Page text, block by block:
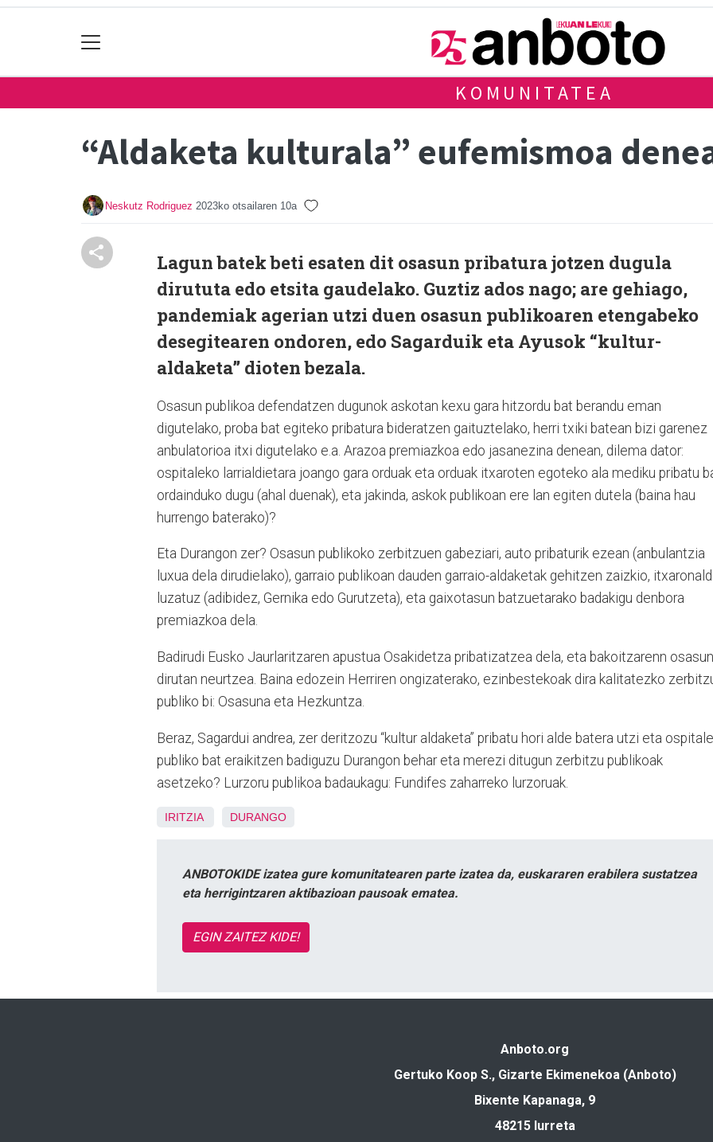
KOMUNITATEA
“Aldaketa kulturala” eufemismoa
Neskutz Rodriguez 2023ko otsailaren 10a
Lagun batek beti esaten dit osasun pribatura jotzen dugula
dirututa edo etsita gaudelako. Guztiz ados nago; are gehiago,
pandemiak agerian utzi duen osasun publikoaren etengabeko
desegitearen ondoren, edo Sagarduik eta Ayusok “kultur-
aldaketa” dioten bezala.
Osasun publikoa defendatzen dugunok askotan kexu gara hitzordu bat berandu eman
digutelako, proba bat egiteko pribatura bideratzen gaituztelako, herri txiki batean bizi garenez
anbulatorioa itxi digutelako e.a. Arazoa premiazkoa edo jasanezina denean, dilema dator:
ospitaleko larrialdietara joango gara orduak eta orduak itxaroten egoteko ala mediku pribatu
ordainduko dugu (ahal duenak), eta jakinda, askok publikoan ere lan egiten dutela (baina hau
hurrengo baterako)?
Eta Durangon zer? Osasun publikoko zerbitzuen gabeziari, auto pribaturik ezean (anbulantzia
luxua dela dirudielako), garraio publikoan dauden garraio-aldaketak gehitzen zaizkio,
luzatuz (adibidez, Gernika edo Gurutzeta), eta gaixotasun batzuetarako badakigu denbora
premiazkoa dela.
Badirudi Eusko Jaurlaritzaren apustua Osakidetza pribatizatzea dela, eta bakoitzarenn
dirutan neurtzea. Baina edozein Herriren ongizaterako, ezinbestekoak dira kalitatezko
publiko bi: Osasuna eta Hezkuntza.
Beraz, Sagardui andrea, zer deritzozu “kultur aldaketa” pribatu hori alde batera utzi eta ospitale
publiko bat eraikitzen badiguzu Durangon behar eta merezi ditugun zerbitzu publikoak
asetzeko? Lurzoru publikoa badaukagu: Fundifes zaharreko lurzoruak.
IRITZIA DURANGO
ANBOTOKIDE izatea gure komunitatearen parte izatea da, euskararen erabilera sustatzea
eta herrigintzaren aktibazioan pausoak ematea.
EGIN ZAITEZ KIDE!
Anboto.org
Gertuko Koop S., Gizarte Ekimenekoa (Anboto)
Bixente Kapanaga, 9
48215 Iurreta